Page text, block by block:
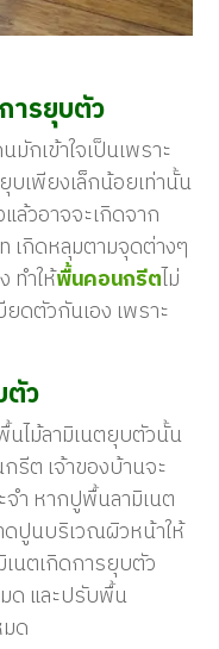
ารยุบตัว
กเข้าใจเป็นเพราะ
บเพียงเล็กน้อยเท่านั้น
ล้วอาจจะเกิดจาก
เกิดหลุมตามจุดต่างๆ
ทำให้พื้นคอนกรีตไม่
ดตัวกันเอง เพราะ
ตัว
ไม้ลามิเนตยุบตัวนั้น
ต เจ้าของบ้านจะ
ำ หากปูพื้นลามิเนต
ปูนบริเวณผิวหน้าให้
นตเกิดการยุบตัว
ด และปรับพื้น
ด